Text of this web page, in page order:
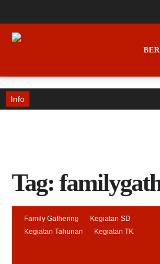
Info
Tag:
Family Gathering
Kegiatan SD
Kegiatan Tahunan
Kegiatan TK